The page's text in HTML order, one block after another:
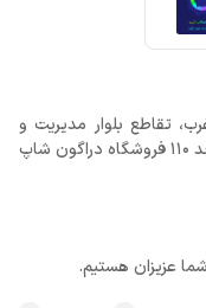
تقاطع بلوار مدیریت و